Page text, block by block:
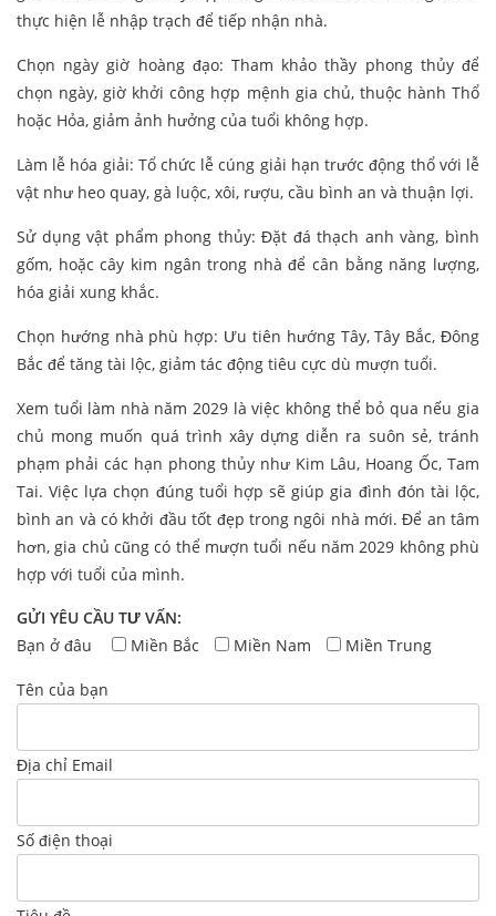
thực hiện lễ nhập trạch để tiếp nhận nhà.
Chọn ngày giờ hoàng đạo: Tham khảo thầy phong thủy để
chọn ngày, giờ khởi công hợp mệnh gia chủ, thuộc hành Thổ
hoặc Hỏa, giảm ảnh hưởng của tuổi không hợp.
Làm lễ hóa giải: Tổ chức lễ cúng giải hạn trước động thổ với lễ
vật như heo quay, gà luộc, xôi, rượu, cầu bình an và thuận lợi.
Sử dụng vật phẩm phong thủy: Đặt đá thạch anh vàng, bình
gốm, hoặc cây kim ngân trong nhà để cân bằng năng lượng,
hóa giải xung khắc.
Chọn hướng nhà phù hợp: Ưu tiên hướng Tây, Tây Bắc, Đông
Bắc để tăng tài lộc, giảm tác động tiêu cực dù mượn tuổi.
Xem tuổi làm nhà năm 2029 là việc không thể bỏ qua nếu gia
chủ mong muốn quá trình xây dựng diễn ra suôn sẻ, tránh
phạm phải các hạn phong thủy như Kim Lâu, Hoang Ốc, Tam
Tai. Việc lựa chọn đúng tuổi hợp sẽ giúp gia đình đón tài lộc,
bình an và có khởi đầu tốt đẹp trong ngôi nhà mới. Để an tâm
hơn, gia chủ cũng có thể mượn tuổi nếu năm 2029 không phù
hợp với tuổi của mình.
GỬI YÊU CẦU TƯ VẤN:
Bạn ở đâu
Miền Bắc Miền Nam Miền Trung
Tên của bạn
Địa chỉ Email
Số điện thoại